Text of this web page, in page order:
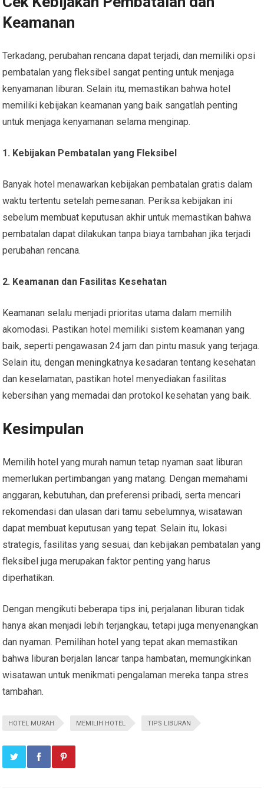
Keamanan
Terkadang, perubahan rencana dapat terjadi, dan memiliki opsi
pembatalan yang fleksibel sangat penting untuk menjaga
kenyamanan liburan. Selain itu, memastikan bahwa hotel
memiliki kebijakan keamanan yang baik sangatlah penting
untuk menjaga kenyamanan selama menginap.
1. Kebijakan Pembatalan yang Fleksibel
Banyak hotel menawarkan kebijakan pembatalan gratis dalam
waktu tertentu setelah pemesanan. Periksa kebijakan ini
sebelum membuat keputusan akhir untuk memastikan bahwa
pembatalan dapat dilakukan tanpa biaya tambahan jika terjadi
perubahan rencana.
2. Keamanan dan Fasilitas Kesehatan
Keamanan selalu menjadi prioritas utama dalam memilih
akomodasi. Pastikan hotel memiliki sistem keamanan yang
baik, seperti pengawasan 24 jam dan pintu masuk yang terjaga.
Selain itu, dengan meningkatnya kesadaran tentang kesehatan
dan keselamatan, pastikan hotel menyediakan fasilitas
kebersihan yang memadai dan protokol kesehatan yang baik.
Kesimpulan
Memilih hotel yang murah namun tetap nyaman saat liburan
memerlukan pertimbangan yang matang. Dengan memahami
anggaran, kebutuhan, dan preferensi pribadi, serta mencari
rekomendasi dan ulasan dari tamu sebelumnya, wisatawan
dapat membuat keputusan yang tepat. Selain itu, lokasi
strategis, fasilitas yang sesuai, dan kebijakan pembatalan yang
fleksibel juga merupakan faktor penting yang harus
diperhatikan.
Dengan mengikuti beberapa tips ini, perjalanan liburan tidak
hanya akan menjadi lebih terjangkau, tetapi juga menyenangkan
dan nyaman. Pemilihan hotel yang tepat akan memastikan
bahwa liburan berjalan lancar tanpa hambatan, memungkinkan
wisatawan untuk menikmati pengalaman mereka tanpa stres
tambahan.
HOTEL MURAH MEMILIH HOTEL TIPS LIBURAN